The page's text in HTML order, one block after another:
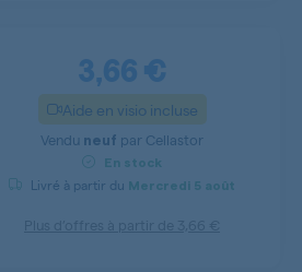
3,66 €
Aide en visio incluse
Vendu neuf par Cellastor
En stock
Livré à partir du Mercredi 5 août